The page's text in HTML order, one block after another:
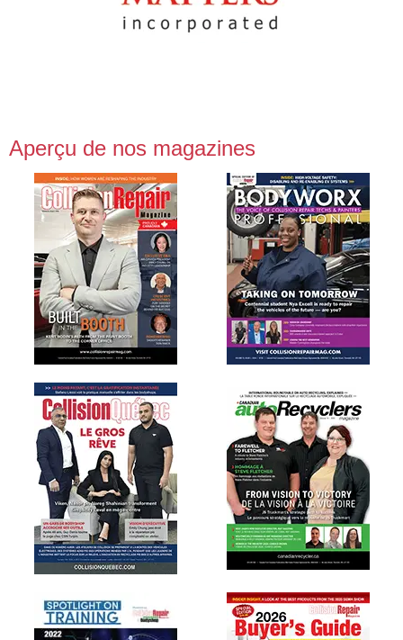
Aperçu de nos magazines